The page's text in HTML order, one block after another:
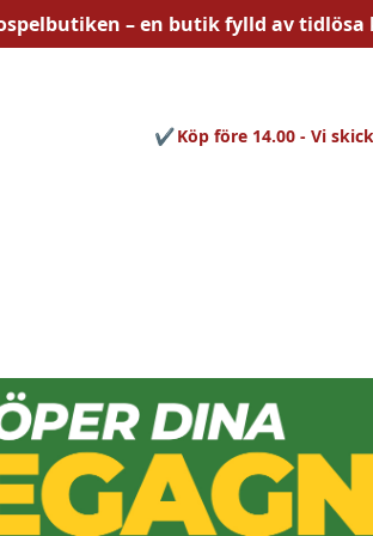
– en butik fylld avtidlösa
Köp före 14.00 - Vi